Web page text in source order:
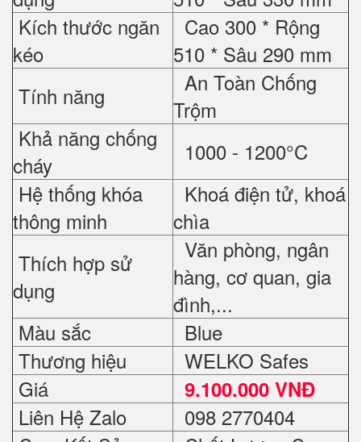
Kích thước ngăn
kéo
Cao 300 * Rộng
510 * Sâu 290 mm
Tính năng
An Toàn Chống
Trộm
Khả năng chống
cháy
1000 - 1200°C
Hệ thống khóa
thông minh
Khoá điện tử, khoá
chìa
Thích hợp sử
dụng
Văn phòng, ngân
hàng, cơ quan, gia
đình,...
Màu sắc
Blue
Thương hiệu
WELKO Safes
Giá
9.100.000 VNĐ
Liên Hệ Zalo
098 2770404